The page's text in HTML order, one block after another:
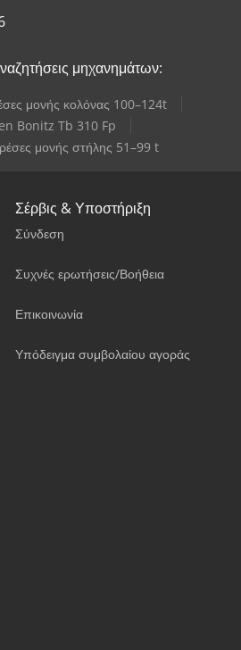
μηχανημάτων:
μονής κολόνας 100–124t
Bonitz Tb 310 Fp
μονής στήλης 51–99 t
Σέρβις & Υποστήριξη
Σύνδεση
Συχνές ερωτήσεις/Βοήθεια
Επικοινωνία
Υπόδειγμα συμβολαίου αγοράς